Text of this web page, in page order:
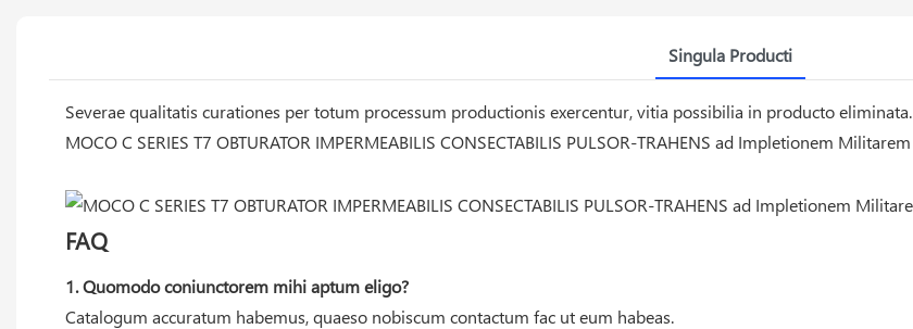
Singula Producti
Severae qualitatis curationes per totum processum productionis exercentur, vitia possibilia in producto eliminata.
MOCO C SERIES T7 OBTURATOR IMPERMEABILIS CONSECTABILIS PULSOR-TRAHENS ad Impletionem Militarem
FAQ
1. Quomodo coniunctorem mihi aptum eligo?
Catalogum accuratum habemus, quaeso nobiscum contactum fac ut eum habeas.